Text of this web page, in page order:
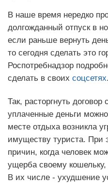
В наше время нередко
долгожданный отпуск в
если раньше вернуть
то сегодня сделать это
Роспотребнадзор
сделать в своих соцсетях.
Так, расторгнуть
уплаченные деньги
месте отдыха возникла
имуществу туриста. При
причин, когда человек
ущерба своему
В их числе - ухудшение